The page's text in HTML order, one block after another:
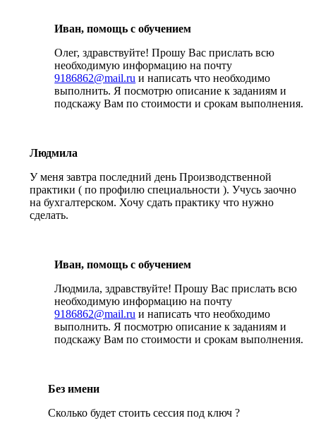
Иван, помощь с обучением
Олег, здравствуйте! Прошу Вас прислать всю
необходимую информацию на почту
9186862@mail.ru и написать что необходимо
выполнить. Я посмотрю описание к заданиям и
подскажу Вам по стоимости и срокам выполнения.
Людмила
У меня завтра последний день Производственной
практики ( по профилю специальности ). Учусь заочно
на бухгалтерском. Хочу сдать практику что нужно
сделать.
Иван, помощь с обучением
Людмила, здравствуйте! Прошу Вас прислать всю
необходимую информацию на почту
9186862@mail.ru и написать что необходимо
выполнить. Я посмотрю описание к заданиям и
подскажу Вам по стоимости и срокам выполнения.
Без имени
Сколько будет стоить сессия под ключ ?